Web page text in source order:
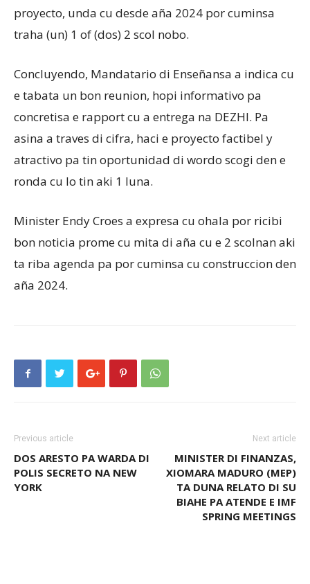
proyecto, unda cu desde aña 2024 por cuminsa
traha (un) 1 of (dos) 2 scol nobo.
Concluyendo, Mandatario di Enseñansa a indica cu
e tabata un bon reunion, hopi informativo pa
concretisa e rapport cu a entrega na DEZHI. Pa
asina a traves di cifra, haci e proyecto factibel y
atractivo pa tin oportunidad di wordo scogi den e
ronda cu lo tin aki 1 luna.
Minister Endy Croes a expresa cu ohala por ricibi
bon noticia prome cu mita di aña cu e 2 scolnan aki
ta riba agenda pa por cuminsa cu construccion den
aña 2024.
Previous article
DOS ARESTO PA WARDA DI
POLIS SECRETO NA NEW
YORK
Next article
MINISTER DI FINANZAS,
XIOMARA MADURO (MEP)
TA DUNA RELATO DI SU
BIAHE PA ATENDE E IMF
SPRING MEETINGS